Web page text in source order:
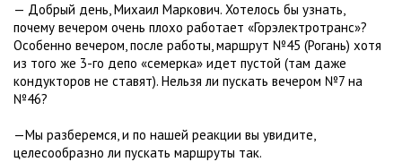
— Добрый день, Михаил Маркович. Хотелось бы узнать,
почему вечером очень плохо работает «Горэлектротранс»?
Особенно вечером, после работы, маршрут №45 (Рогань) хотя
из того же 3-го депо «семерка» идет пустой (там даже
кондукторов не ставят). Нельзя ли пускать вечером №7 на
№46?
—Мы разберемся, и по нашей реакции вы увидите,
целесообразно ли пускать маршруты так.